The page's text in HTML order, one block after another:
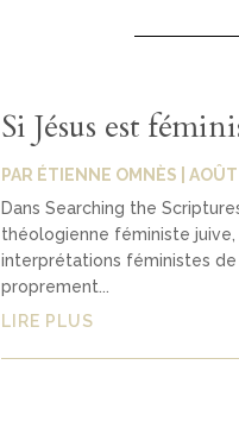
Si Jésus est
PAR ÉTIENNE OMNÈS
Dans Searching the
théologienne féministe
interprétations féministes
proprement...
LIRE PLUS